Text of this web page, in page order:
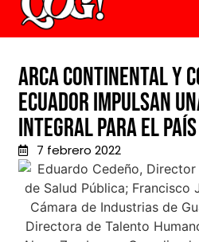
Arca Continental y
Ecuador impulsan
integral para el país
7 febrero 2022